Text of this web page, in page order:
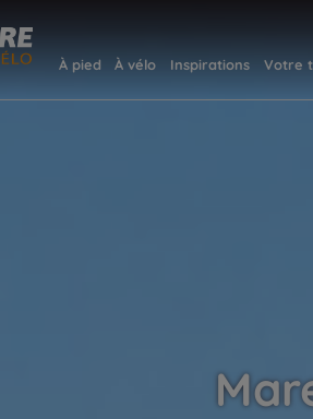
À pied À vélo Inspirations Votre